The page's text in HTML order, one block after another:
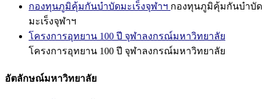
กองทุนภูมิคุ้มกันบำบัดมะเร็งจุฬาฯ กองทุนภูมิคุ้มกันบำบัด
มะเร็งจุฬาฯ
โครงการอุทยาน 100 ปี จุฬาลงกรณ์มหาวิทยาลัย
โครงการอุทยาน 100 ปี จุฬาลงกรณ์มหาวิทยาลัย
อัตลักษณ์มหาวิทยาลัย